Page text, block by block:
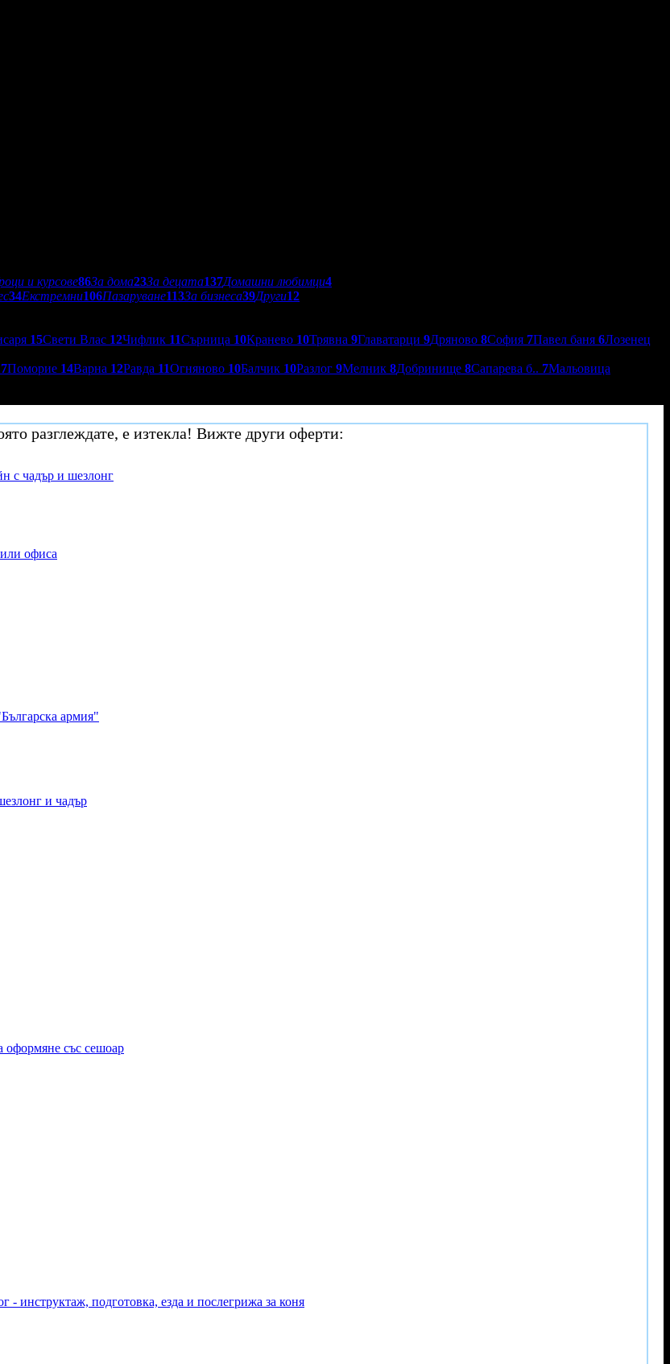
и курсове86За дома23За децата137Домашни любимци4
34Екстремни106Пазаруване113За бизнеса39Други12
15Свети Влас 12Чифлик 11Сърница 10Кранево 10Трявна 9Главатарци 9Дряново 8София 7Павел баня 6Лозенец
Поморие 14Варна 12Равда 11Огняново 10Балчик 10Разлог 9Мелник 8Добринище 8Сапарева б.. 7Мальовица
разглеждате, е изтекла! Вижте други оферти:
с чадър и шезлонг
офиса
армия"
и чадър
оформяне със сешоар
- инструктаж, подготовка, езда и послегрижа за коня